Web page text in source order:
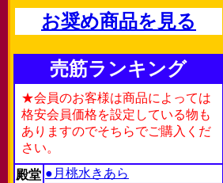
お奨め商品を見る
売筋ランキング
★会員のお客様は商品によっては
格安会員価格を設定している物も
ありますのでそちらでご購入くだ
さい。
殿堂 ●月桃水きあら